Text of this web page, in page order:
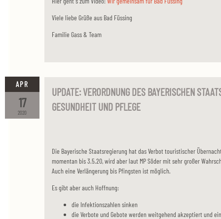
Viele liebe Grüße aus Bad Füssing
Familie Gass & Team
2020
17
APR
UPDATE: VERORDNUNG DES BAYERISCHEN
GESUNDHEIT UND PFLEGE
Die Bayerische Staatsregierung hat das Verbot touristischer
momentan bis 3.5.20, wird aber laut MP Söder mit sehr großer
Auch eine Verlängerung bis Pfingsten ist möglich.
Es gibt aber auch Hoffnung:
die Infektionszahlen sinken
die Verbote und Gebote werden weitgehend akzeptiert und